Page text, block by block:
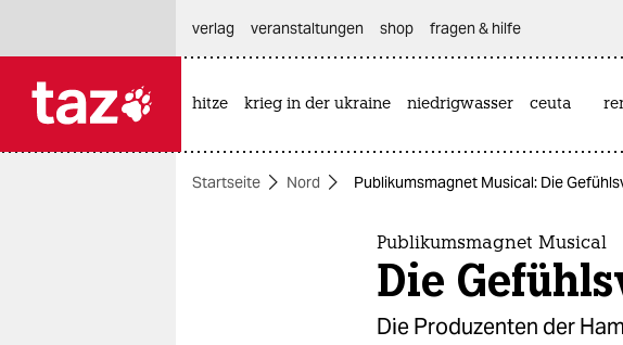
themen
verlag
veranstaltungen shop fragen & hilfe
hitze krieg in der ukraine niedrigwasser ceuta
Startseite Nord Publikumsmagnet Musical: Die
Publikumsmagnet Musical
Die
Die Produzenten der